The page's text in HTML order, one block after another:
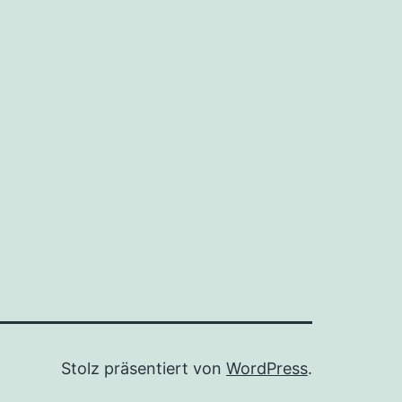
Stolz präsentiert von WordPress.